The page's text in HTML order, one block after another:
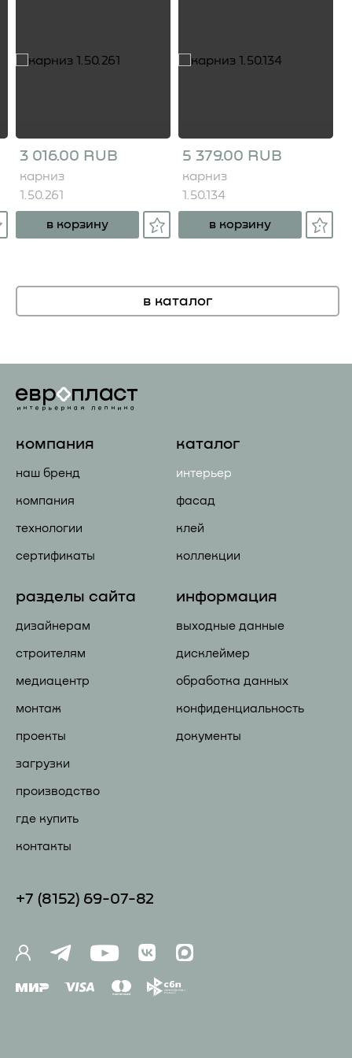
3 016.00 RUB
карниз
1.50.261
в корзину
5 379.00 RUB
карниз
1.50.134
в корзину
в каталог
компания
наш бренд
компания
технологии
сертификаты
каталог
интерьер
фасад
клей
коллекции
разделы сайта
дизайнерам
строителям
медиацентр
монтаж
проекты
загрузки
производство
где купить
контакты
информация
выходные данные
дисклеймер
обработка данных
конфиденциальность
документы
+7 (81 52) 69-07-82